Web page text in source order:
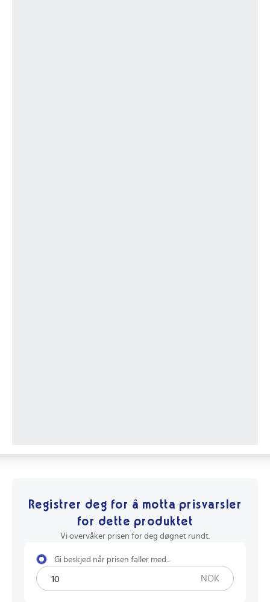
Registrer deg for å motta prisvarsler
for dette produktet
Vi overvåker prisen for deg døgnet rundt.
Gi beskjed når prisen faller med...
NOK